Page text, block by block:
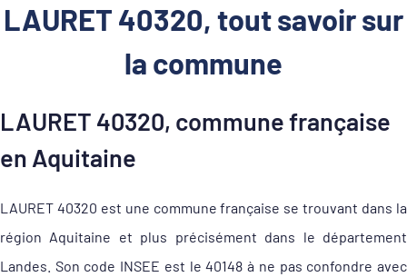
LAURET 40320, tout savoir sur
la commune
LAURET 40320, commune française
en Aquitaine
LAURET 40320 est une commune française se trouvant dans la
région Aquitaine et plus précisément dans le département
Landes. Son code INSEE est le 40148 à ne pas confondre avec